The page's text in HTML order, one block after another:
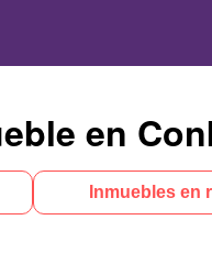
en
Inmuebles en